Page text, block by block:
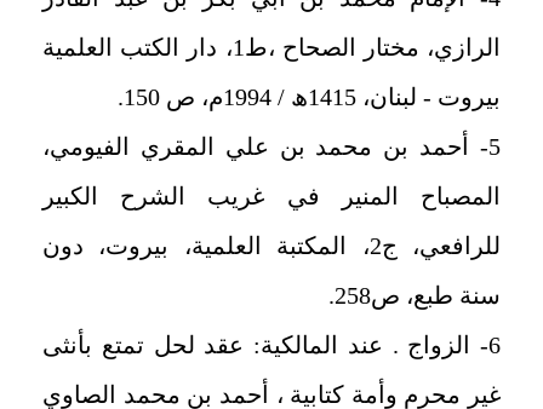
الرازي، مختار الصحاح ،ط1، دار الكتب العلمية
بيروت - لبنان، 1415ھ / 1994م، ص 150.
5- أحمد بن محمد بن علي المقري الفيومي،
المصباح المنير في غريب الشرح الكبير
للرافعي، ج2، المكتبة العلمية، بيروت، دون
سنة طبع، ص258.
6- الزواج . عند المالكية: عقد لحل تمتع بأنثى
غير محرم وأمة كتابية ، أحمد بن محمد الصاوي